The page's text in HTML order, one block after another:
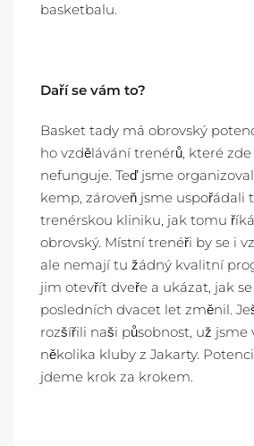
basketbalu.
Daří se vám to?
Basket tady má obrovský
ho vzdělávání trenérů, které
nefunguje. Teď jsme
kemp, zároveň jsme uspořádali
trenérskou kliniku, jak tomu
obrovský. Místní trenéři by se i
ale nemají tu žádný kvalitní
jim otevřít dveře a ukázat, jak
posledních dvacet let změnil.
rozšířili naši působnost, už
několika kluby z Jakarty.
jdeme krok za krokem.